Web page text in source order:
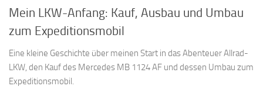
Mein LKW-Anfang: Kauf, Ausbau und Umbau
zum Expeditionsmobil
Eine kleine Geschichte über meinen Start in das Abenteuer Allrad-
LKW, den Kauf des Mercedes MB 1124 AF und dessen Umbau zum
Expeditionsmobil.